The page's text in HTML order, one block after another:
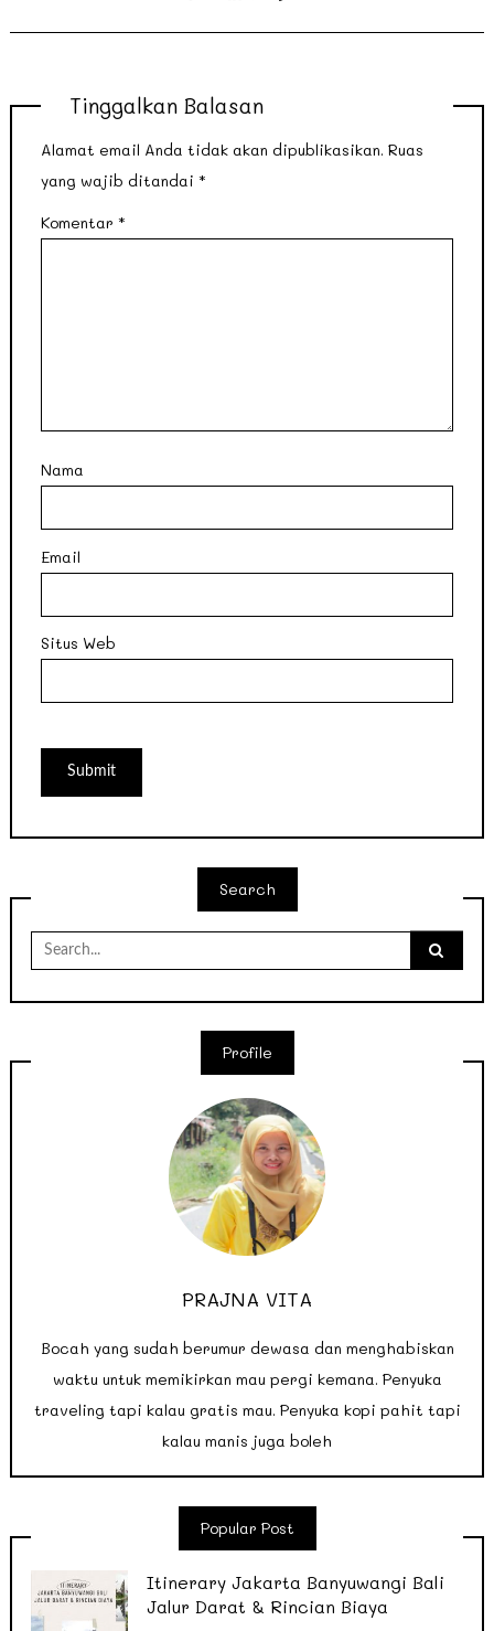
Tinggalkan Balasan
Alamat email Anda tidak akan dipublikasikan. Ruas
yang wajib ditandai *
Komentar *
Nama
Email
Situs Web
Search
Search
for:
Profile
PRAJNA VITA
Bocah yang sudah berumur dewasa dan menghabiskan
waktu untuk memikirkan mau pergi kemana. Penyuka
traveling tapi kalau gratis mau. Penyuka kopi pahit tapi
kalau manis juga boleh
Popular Post
Itinerary Jakarta Banyuwangi Bali
Jalur Darat & Rincian Biaya